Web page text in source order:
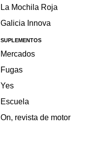
La Mochila Roja
Galicia Innova
SUPLEMENTOS
Mercados
Fugas
Yes
Escuela
On, revista de motor